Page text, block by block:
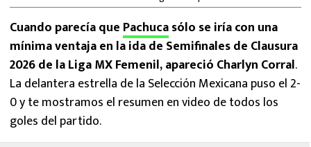
Cuando parecía que Pachucasólo se iría con una
mínima ventaja en la ida de Semifinales de Clausura
2026 de la Liga MX Femenil, apareció Charlyn Corral.
La delantera estrella de la Selección Mexicana puso el 2-
0 y te mostramos el resumen en video de todos los
goles del partido.